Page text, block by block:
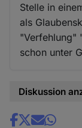
Stelle in
als
"Verfehlung"
schon unter
Diskussion